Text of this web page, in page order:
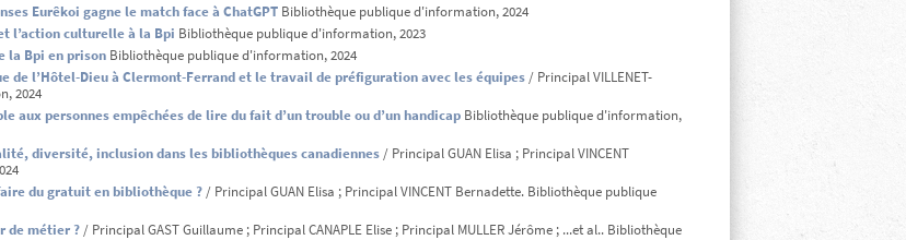
Eurêkoi gagne le match face à ChatGPTBibliothèque publique d'information, 2024
l’action culturelle à la Bpi Bibliothèque publique d'information, 2023
la Bpi en prisonBibliothèque publique d'information, 2024
de l’Hôtel-Dieu à Clermont-Ferrand et le travail de préfiguration avec les équipes/ Principal VILLENET-
2024
aux personnes empêchées de lire du fait d’un trouble ou d’un handicapBibliothèque publique d'information,
diversité, inclusion dans les bibliothèques canadiennes/ Principal GUAN Elisa ; Principal VINCENT
du gratuit en bibliothèque ? / Principal GUAN Elisa ; Principal VINCENT Bernadette. Bibliothèque publique
de métier ?/ Principal GAST Guillaume ; Principal CANAPLE Elise ; Principal MULLER Jérôme ; ...et al.. Bibliothèque